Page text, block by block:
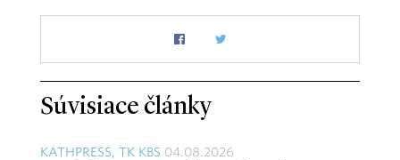
Súvisiace články
KATHPRESS, TK KBS 04.08.2026